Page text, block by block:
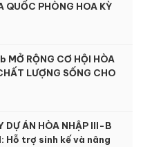
QUỐC PHÒNG HOA KỲ
MỞ RỘNG CƠ HỘI HÒA
LƯỢNG SỐNG CHO
TẠI KON TUM
DỰ ÁN HÒA NHẬP III-B
Hỗ trợ sinh kế và nâng